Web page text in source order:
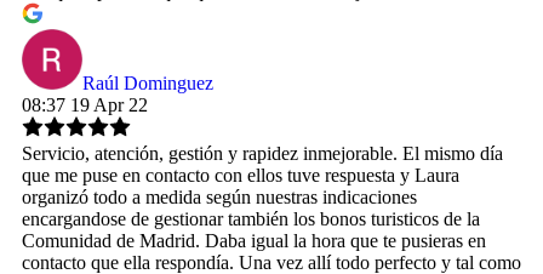
Raúl Dominguez
08:37 19 Apr 22
Servicio, atención, gestión y rapidez inmejorable. El mismo día
que me puse en contacto con ellos tuve respuesta y Laura
organizó todo a medida según nuestras indicaciones
encargandose de gestionar también los bonos turisticos de la
Comunidad de Madrid. Daba igual la hora que te pusieras en
contacto que ella respondía. Una vez allí todo perfecto y tal como